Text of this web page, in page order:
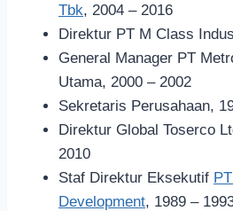
Tbk, 2004 – 2016
Direktur PT M Class
General Manager PT
Utama, 2000 – 2002
Sekretaris Perusahaan,
Direktur Global Toserco
2010
Staf Direktur Eksekutif
Development, 1989 –